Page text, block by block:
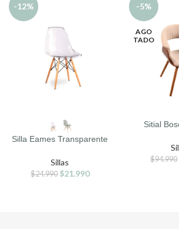
-12%
SELECCIONAR OPCIONES
Silla Eames Transparente
Sillas
$24.990 $21.990
-5%
AGO
TADO
LEER MÁS
Sitial
$94.990